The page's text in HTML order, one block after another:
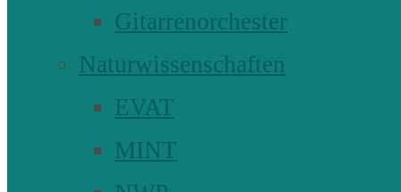
Gitarrenorchester
Naturwissenschaften
EVAT
MINT